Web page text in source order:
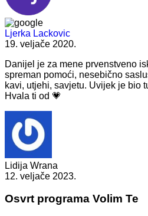
Ljerka Lackovic
19. veljače 2020.
Danijel je za mene prvenstveno
spreman pomoći, nesebično
kavi, utjehi, savjetu. Uvijek je bio
Hvala ti od 💗
Lidija Wrana
12. veljače 2023.
Osvrt programa Volim Te